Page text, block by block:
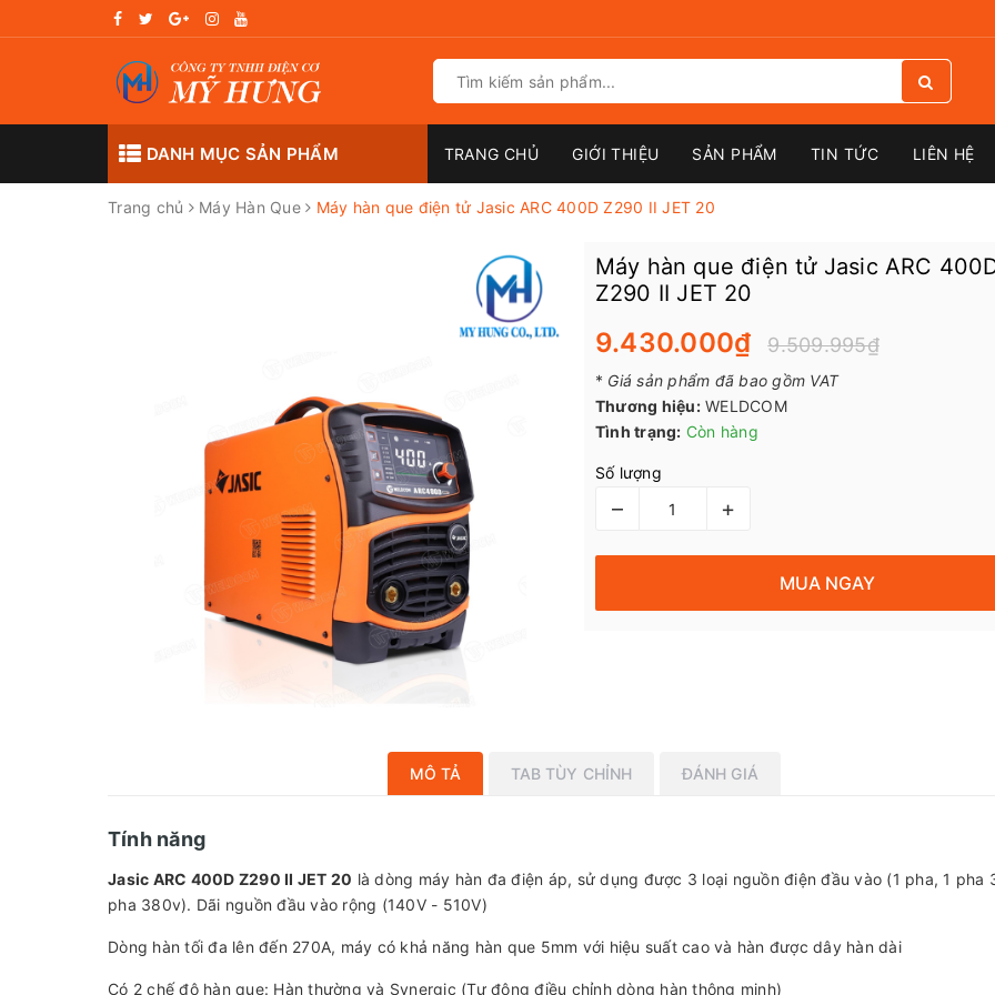
DANH MỤC SẢN PHẨM TRANG CHỦ GIỚI THIỆU SẢN PHẨM TIN TỨC LIÊN HỆ
Trang chủ Máy Hàn Que Máy hàn que điện tử Jasic ARC 400D Z290 II JET 20
Máy hàn que điện tử Jasic ARC
Z290 II JET 20
9.430.000₫ 9.509.995₫
* Giá sản phẩm đã bao gồm VAT
Thương hiệu: WELDCOM
Tình trạng: Còn hàng
Số lượng
– +
MUA NGAY
MÔ TẢ TAB TÙY CHỈNH ĐÁNH GIÁ
Tính năng
Jasic ARC 400D Z290 II JET 20 là dòng máy hàn đa điện áp, sử dụng được 3 loại nguồn điện đầu vào (1 pha, 1 pha
pha 380v). Dãi nguồn đầu vào rộng (140V - 510V)
Dòng hàn tối đa lên đến 270A, máy có khả năng hàn que 5mm với hiệu suất cao và hàn được dây hàn dài
Có 2 chế độ hàn que: Hàn thường và Synergic (Tự động điều chỉnh dòng hàn thông minh)